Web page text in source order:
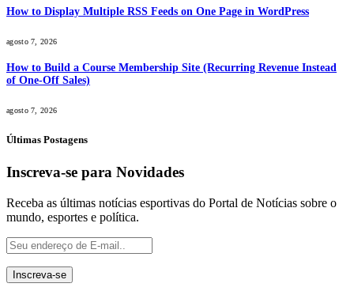
How to Display Multiple RSS Feeds on One Page in WordPress
agosto 7, 2026
How to Build a Course Membership Site (Recurring Revenue Instead
of One-Off Sales)
agosto 7, 2026
Últimas Postagens
Inscreva-se para Novidades
Receba as últimas notícias esportivas do Portal de Notícias sobre o
mundo, esportes e política.